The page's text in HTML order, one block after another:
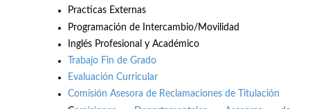
Practicas Externas
Programación de Intercambio/Movilidad
Inglés Profesional y Académico
Trabajo Fin de Grado
Evaluación Curricular
Comisión Asesora de Reclamaciones de Titulación